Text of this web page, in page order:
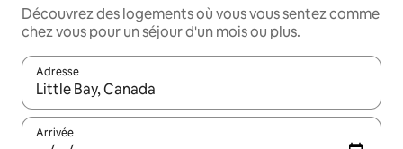
Découvrez des logements où vous vous sentez comme
chez vous pour un séjour d'un mois ou plus.
Adresse
Lorsque les résultats s'affichent, utilisez les flèches vers le
Arrivée